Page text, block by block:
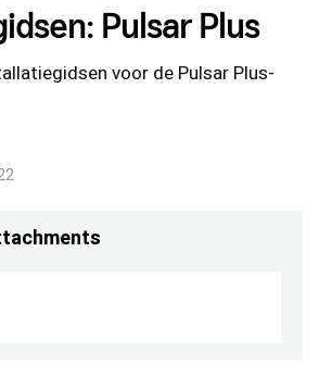
Pulsar Plus
voor de Pulsar Plus-